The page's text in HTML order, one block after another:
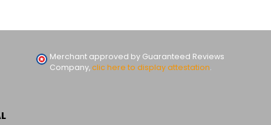
Merchant approved by Guaranteed Reviews
Company,clic here to display attestation.